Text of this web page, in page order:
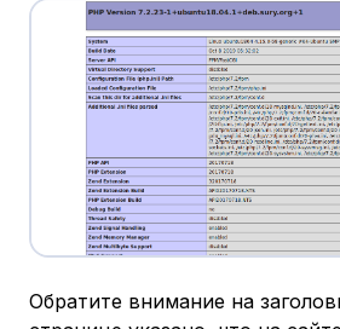
Обратите внимание на